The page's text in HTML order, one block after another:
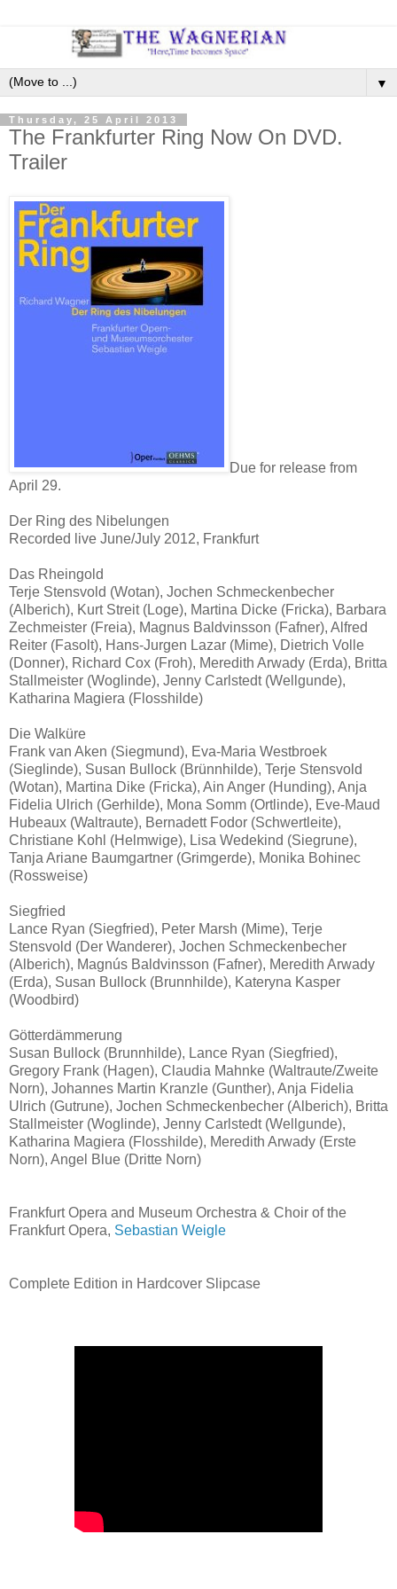
▼
Thursday, 25 April 2013
The Frankfurter Ring Now On DVD.
Trailer
Due for release from
April 29.
Der Ring des Nibelungen
Recorded live June/July 2012, Frankfurt
Das Rheingold
Terje Stensvold (Wotan), Jochen Schmeckenbecher
(Alberich), Kurt Streit (Loge), Martina Dicke (Fricka), Barbara
Zechmeister (Freia), Magnus Baldvinsson (Fafner), Alfred
Reiter (Fasolt), Hans-Jurgen Lazar (Mime), Dietrich Volle
(Donner), Richard Cox (Froh), Meredith Arwady (Erda), Britta
Stallmeister (Woglinde), Jenny Carlstedt (Wellgunde),
Katharina Magiera (Flosshilde)
Die Walküre
Frank van Aken (Siegmund), Eva-Maria Westbroek
(Sieglinde), Susan Bullock (Brünnhilde), Terje Stensvold
(Wotan), Martina Dike (Fricka), Ain Anger (Hunding), Anja
Fidelia Ulrich (Gerhilde), Mona Somm (Ortlinde), Eve-Maud
Hubeaux (Waltraute), Bernadett Fodor (Schwertleite),
Christiane Kohl (Helmwige), Lisa Wedekind (Siegrune),
Tanja Ariane Baumgartner (Grimgerde), Monika Bohinec
(Rossweise)
Siegfried
Lance Ryan (Siegfried), Peter Marsh (Mime), Terje
Stensvold (Der Wanderer), Jochen Schmeckenbecher
(Alberich), Magnús Baldvinsson (Fafner), Meredith Arwady
(Erda), Susan Bullock (Brunnhilde), Kateryna Kasper
(Woodbird)
Götterdämmerung
Susan Bullock (Brunnhilde), Lance Ryan (Siegfried),
Gregory Frank (Hagen), Claudia Mahnke (Waltraute/Zweite
Norn), Johannes Martin Kranzle (Gunther), Anja Fidelia
Ulrich (Gutrune), Jochen Schmeckenbecher (Alberich), Britta
Stallmeister (Woglinde), Jenny Carlstedt (Wellgunde),
Katharina Magiera (Flosshilde), Meredith Arwady (Erste
Norn), Angel Blue (Dritte Norn)
Frankfurt Opera and Museum Orchestra & Choir of the
Frankfurt Opera, Sebastian Weigle
Complete Edition in Hardcover Slipcase